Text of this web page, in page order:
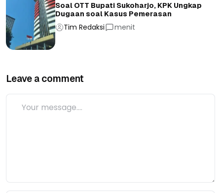
Soal OTT Bupati Sukoharjo, KPK Ungkap
Dugaan soal Kasus Pemerasan
Tim Redaksi menit
Leave a comment